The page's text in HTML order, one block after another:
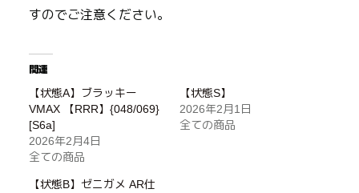
すのでご注意ください。
関連
【状態A】ブラッキー
VMAX 【RRR】{048/069}
[S6a]
2026年2月4日
全ての商品
【状態S】
2026年2月1日
全ての商品
【状態B】ゼニガメ AR仕